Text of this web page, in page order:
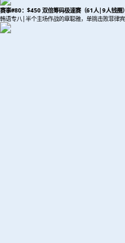
赛事#80：$450 双倍筹码极速赛（61人|9人钱圈）
韩语专八|半个主场作战的章聪雅，单挑击败菲律